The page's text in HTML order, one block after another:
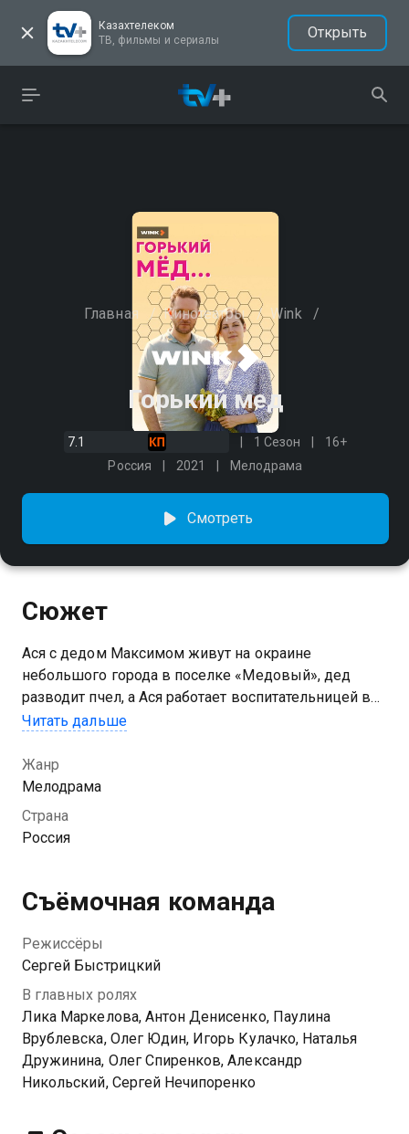
Казахтелеком
ТВ, фильмы и сериалы
Открыть
Главная / Кинотеатры / Wink /
Горький мед
7.1 1 Сезон
16+
Россия
2021 Мелодрама
Смотреть
Сюжет
Ася с дедом Максимом живут на окраине
небольшого города в поселке «Медовый», дед
разводит пчел, а Ася работает воспитательницей в
детском саду. В красивую и веселую Асю влюблен
отстает и его знаки внимания становятся слишком
назойливыми, а порой и опасными… Спасает Асю
случайный прохожий Борис, красивый, галантный,
совершенно не похожий на мужчин, которые
бизнесмена, который хочет выкупить за бесценок
землю у местных и построить здесь элитный
коттеджный посёлок… Более того, у Бориса есть
невеста, которая не собирается отпускать своего
Простит ли его Ася, когда узнает горькую правду? И
сумеют ли жители посёлка отстоять свою землю?…
Читать дальше
Жанр
Мелодрама
Страна
Россия
Съёмочная команда
Режиссёры
Сергей Быстрицкий
В главных ролях
Лика Маркелова, Антон Денисенко, Паулина
Врублевска, Олег Юдин, Игорь Кулачко, Наталья
Дружинина, Олег Спиренков, Александр
Никольский, Сергей Нечипоренко